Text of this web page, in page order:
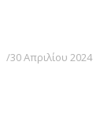
30 Απριλίου 2024